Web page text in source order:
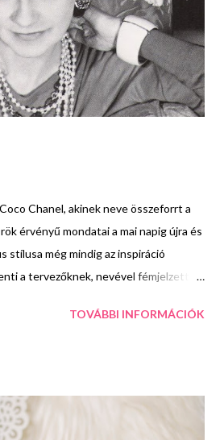
már meglévőtől. Azt hiszem ezzel
szenvedélyemről. De én
sincs arról, hogy...
Chanel, akinek neve összeforrt a
érvényű mondatai a mai napig újra és
stílusa még mindig az inspiráció
a tervezőknek, nevével fémjelzett
neki? Gabrielle Bonheur
köszönhetően, akivel elég
ápolt, tudta megnyitni 1911-
TOVÁBBI INFORMÁCIÓK